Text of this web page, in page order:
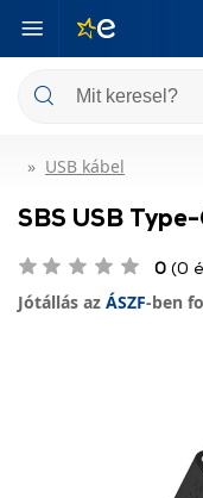
USB kábel
SBS USB
0 (0
Jótállás az ÁSZF-ben